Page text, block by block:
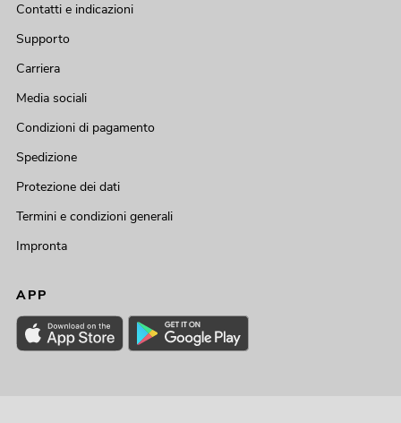
Contatti e indicazioni
Supporto
Carriera
Media sociali
Condizioni di pagamento
Spedizione
Protezione dei dati
Termini e condizioni generali
Impronta
APP